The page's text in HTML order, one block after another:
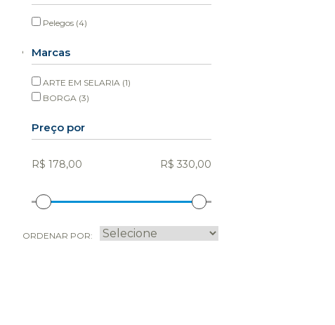
Pelegos (4)
Marcas
ARTE EM SELARIA (1)
BORGA (3)
Preço por
ORDENAR POR: